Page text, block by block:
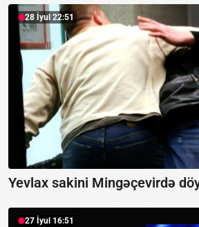
28 İyul 22:51
Yevlax sakini Mingəçevirdə
27 İyul 16:51